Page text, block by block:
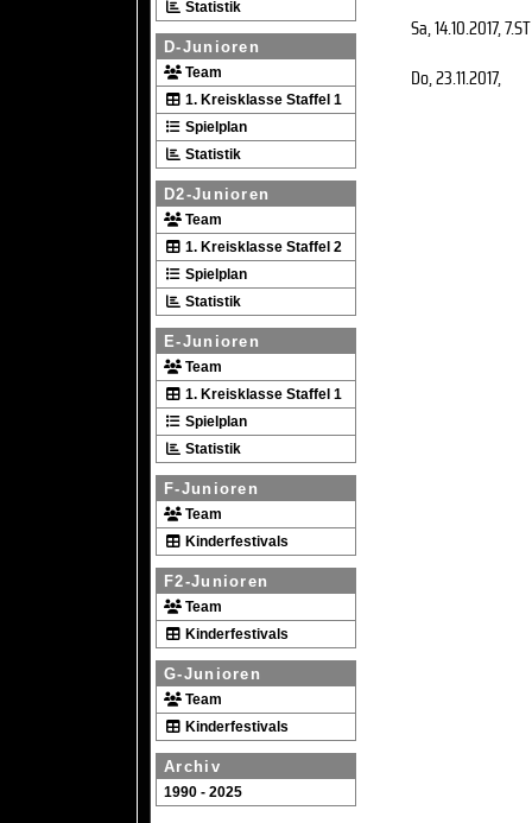
Statistik
D-Junioren
Team
1. Kreisklasse Staffel 1
Spielplan
Statistik
D2-Junioren
Team
1. Kreisklasse Staffel 2
Spielplan
Statistik
E-Junioren
Team
1. Kreisklasse Staffel 1
Spielplan
Statistik
F-Junioren
Team
Kinderfestivals
F2-Junioren
Team
Kinderfestivals
G-Junioren
Team
Kinderfestivals
Archiv
1990 - 2025
Sa, 14.10.2017, 7.ST
Do, 23.11.2017,